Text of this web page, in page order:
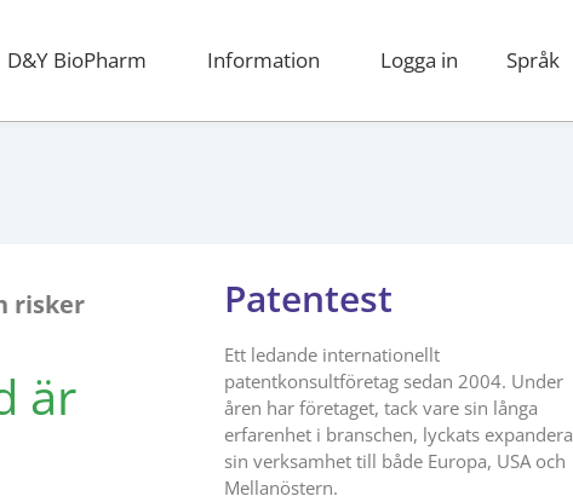
D&Y BioPharm Information Logga in Språk
risker
är
Patentest
Ett ledande internationellt
patentkonsultföretag sedan 2004. Under
åren har företaget, tack vare sin långa
erfarenhet i branschen, lyckats expandera
sin verksamhet till både Europa, USA och
Mellanöstern.